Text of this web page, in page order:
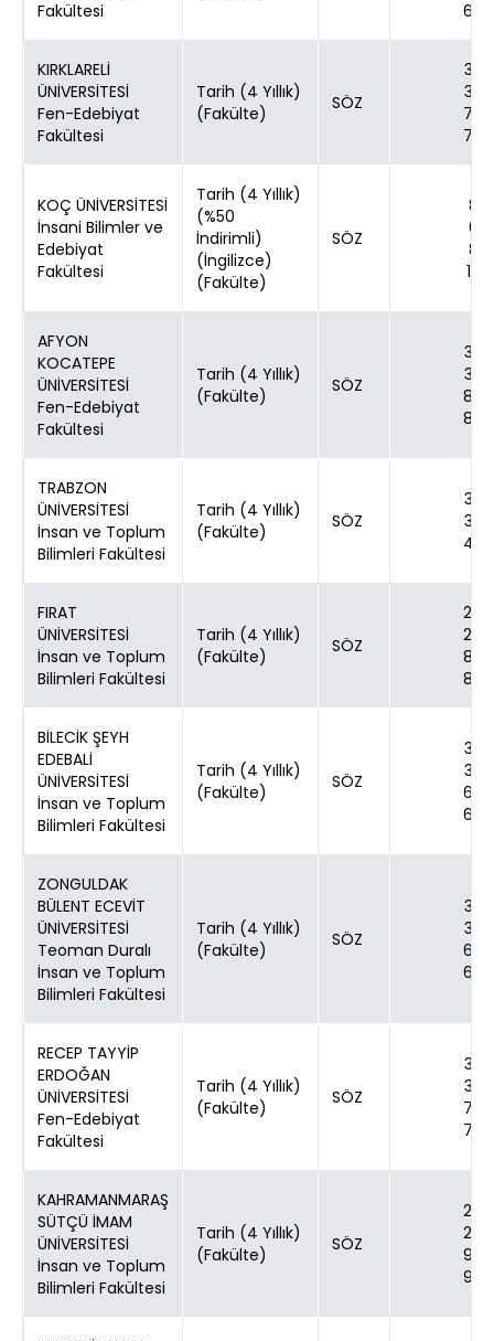
Fakültesi
60
KIRKLARELİ
ÜNİVERSİTESİ
Fen-Edebiyat
Fakültesi
Tarih (4 Yıllık)
(Fakülte)
SÖZ
30
30
70
70
KOÇ ÜNİVERSİTESİ
İnsani Bilimler ve
Edebiyat
Fakültesi
Tarih (4 Yıllık)
(%50
İndirimli)
(İngilizce)
(Fakülte)
SÖZ
8
6
8
12
AFYON
KOCATEPE
ÜNİVERSİTESİ
Fen-Edebiyat
Fakültesi
Tarih (4 Yıllık)
(Fakülte)
SÖZ
30
30
80
80
TRABZON
ÜNİVERSİTESİ
İnsan ve Toplum
Bilimleri Fakültesi
Tarih (4 Yıllık)
(Fakülte)
SÖZ
30
30
40
FIRAT
ÜNİVERSİTESİ
İnsan ve Toplum
Bilimleri Fakültesi
Tarih (4 Yıllık)
(Fakülte)
SÖZ
24
24
80
80
BİLECİK ŞEYH
EDEBALİ
ÜNİVERSİTESİ
İnsan ve Toplum
Bilimleri Fakültesi
Tarih (4 Yıllık)
(Fakülte)
SÖZ
30
30
60
60
ZONGULDAK
BÜLENT ECEVİT
ÜNİVERSİTESİ
Teoman Duralı
İnsan ve Toplum
Bilimleri Fakültesi
Tarih (4 Yıllık)
(Fakülte)
SÖZ
30
30
60
60
RECEP TAYYİP
ERDOĞAN
ÜNİVERSİTESİ
Fen-Edebiyat
Fakültesi
Tarih (4 Yıllık)
(Fakülte)
SÖZ
30
30
70
70
KAHRAMANMARAŞ
SÜTÇÜ İMAM
ÜNİVERSİTESİ
İnsan ve Toplum
Bilimleri Fakültesi
Tarih (4 Yıllık)
(Fakülte)
SÖZ
24
24
90
90